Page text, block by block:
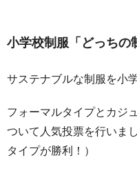
小学校制服「どっちの
サステナブルな制服を小
フォーマルタイプとカジ
ついて人気投票を行いま
タイプが勝利！）